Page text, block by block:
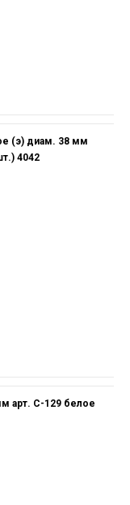
(э) диам. 38 мм
4042
арт. С-129 белое